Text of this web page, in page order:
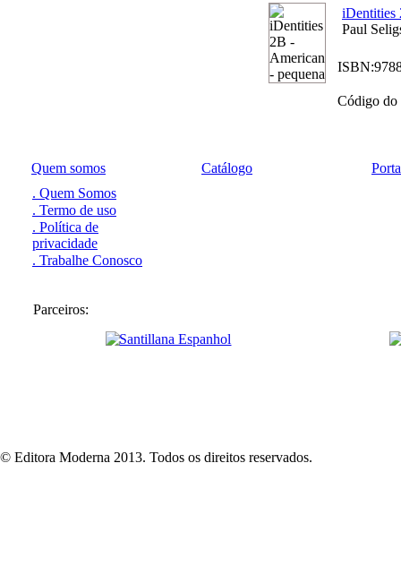
iDentities
Paul
ISBN:
Código do
Quem somos
. Quem Somos
. Termo de uso
. Política de
privacidade
. Trabalhe Conosco
Catálogo
Parceiros:
© Editora Moderna 2013. Todos os direitos reservados.